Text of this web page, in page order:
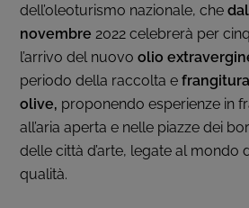
dell’oleoturismo nazionale, che
novembre 2022 celebrerà per
l’arrivo del nuovoolio
periodo della raccolta e
olive, proponendo esperienze in
all’aria aperta e nelle piazze dei
delle città d’arte, legate al mondo
qualità.